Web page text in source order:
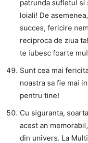
patrunda sufletul
loiali! De
succes, fericire
reciproca de ziua
te iubesc foarte
Sunt cea mai
noastra sa fie mai
pentru tine!
Cu siguranta,
acest an
din univers. La